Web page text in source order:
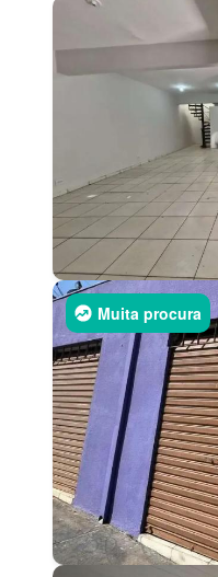
Muita procura